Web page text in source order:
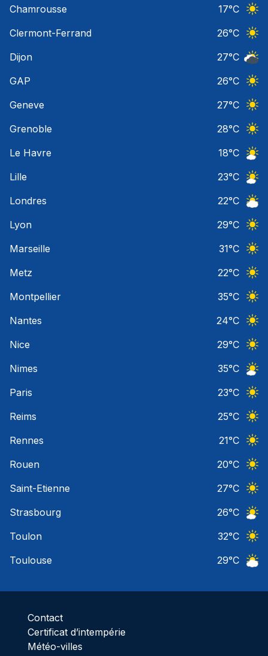
Chamrousse
17°C
Clermont-Ferrand
26°C
Dijon
27°C
GAP
26°C
Geneve
27°C
Grenoble
28°C
Le Havre
18°C
Lille
23°C
Londres
22°C
Lyon
29°C
Marseille
31°C
Metz
22°C
Montpellier
35°C
Nantes
24°C
Nice
29°C
Nimes
35°C
Paris
23°C
Reims
25°C
Rennes
21°C
Rouen
20°C
Saint-Etienne
27°C
Strasbourg
26°C
Toulon
32°C
Toulouse
29°C
Contact
Certificat d’intempérie
Météo-villes